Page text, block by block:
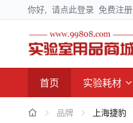
你好, 请点此登录 免费注册
首页 实验耗材
品牌 上海捷豹